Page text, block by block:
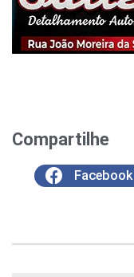
Compartilhe
Facebook